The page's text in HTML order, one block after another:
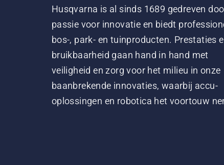
Husqvarna is al sinds 1689 gedreven
passie voor innovatie en biedt
bos-, park- en tuinproducten. Prestaties
bruikbaarheid gaan hand in hand met
veiligheid en zorg voor het milieu in onze
baanbrekende innovaties, waarbij accu-
oplossingen en robotica het voortouw